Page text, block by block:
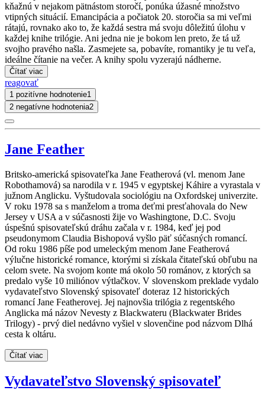
kňažnú v nejakom pätnástom storočí, ponúka úžasné množstvo
vtipných situácií. Emancipácia a počiatok 20. storočia sa mi veľmi
rátajú, rovnako ako to, že každá sestra má svoju dôležitú úlohu v
každej knihe trilógie. Ani jedna nie je bokom len preto, že tá už
svojho pravého našla. Zasmejete sa, pobavíte, romantiky je tu veľa,
ideálne čítanie na večer. A knihy spolu vyzerajú nádherne.
Čítať viac
reagovať
1 pozitívne hodnotenie1
2 negatívne hodnotenia2
Jane Feather
Britsko-americká spisovateľka Jane Featherová (vl. menom Jane
Robothamová) sa narodila v r. 1945 v egyptskej Káhire a vyrastala v
južnom Anglicku. Vyštudovala sociológiu na Oxfordskej univerzite.
V roku 1978 sa s manželom a troma deťmi presťahovala do New
Jersey v USA a v súčasnosti žije vo Washingtone, D.C. Svoju
úspešnú spisovateľskú dráhu začala v r. 1984, keď jej pod
pseudonymom Claudia Bishopová vyšlo päť súčasných romancí.
Od roku 1986 píše pod umeleckým menom Jane Featherová
výlučne historické romance, ktorými si získala čitateľskú obľubu na
celom svete. Na svojom konte má okolo 50 románov, z ktorých sa
predalo vyše 10 miliónov výtlačkov. V slovenskom preklade vydalo
vydavateľstvo Slovenský spisovateľ doteraz 12 historických
romancí Jane Featherovej. Jej najnovšia trilógia z regentského
Anglicka má názov Nevesty z Blackwateru (Blackwater Brides
Trilogy) - prvý diel nedávno vyšiel v slovenčine pod názvom Dlhá
cesta k oltáru.
Čítať viac
Vydavateľstvo Slovenský spisovateľ